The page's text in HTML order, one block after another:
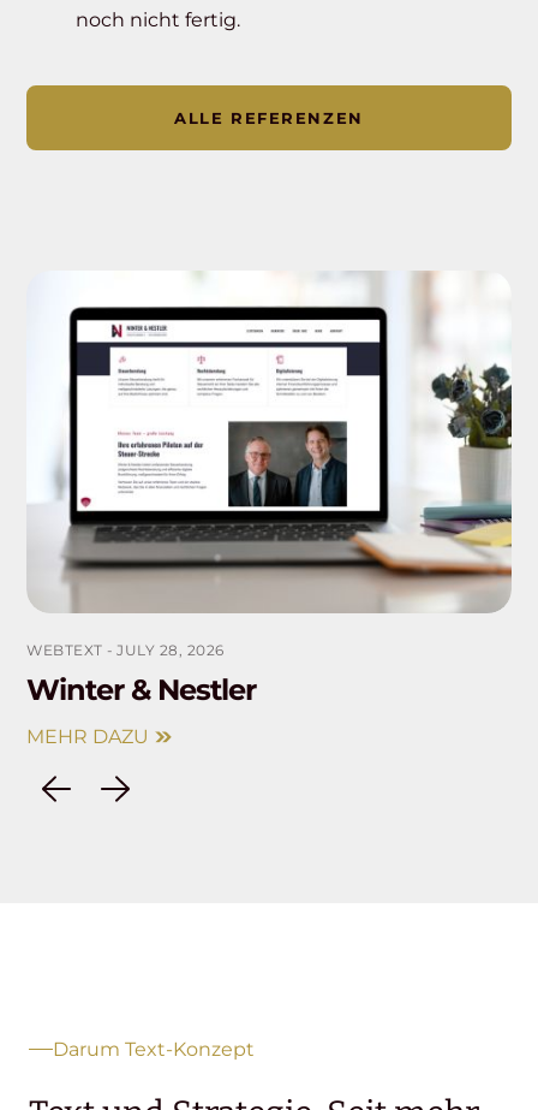
noch nicht fertig.
ALLE REFERENZEN
WEBTEXT - JULY 28, 2026
Winter & Nestler
MEHR DAZU
Darum Text-Konzept